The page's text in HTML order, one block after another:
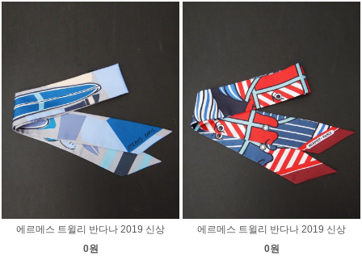
에르메스 트윌리 반다나 2019 신상
0원
에르메스 트윌리 반다나 2019 신상
0원